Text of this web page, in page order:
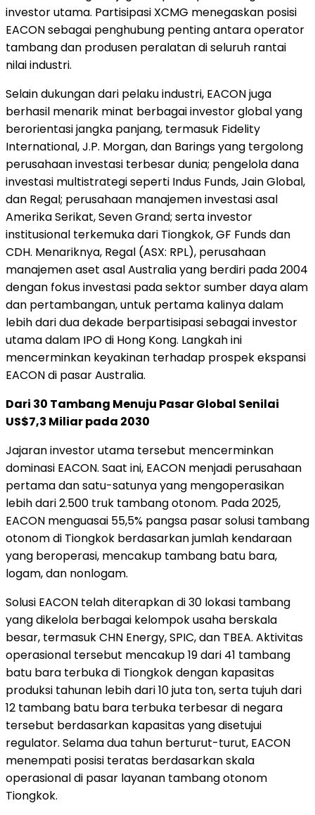
investor utama. Partisipasi XCMG menegaskan posisi
EACON sebagai penghubung penting antara operator
tambang dan produsen peralatan di seluruh rantai
nilai industri.
Selain dukungan dari pelaku industri, EACON juga
berhasil menarik minat berbagai investor global yang
berorientasi jangka panjang, termasuk Fidelity
International, J.P. Morgan, dan Barings yang tergolong
perusahaan investasi terbesar dunia; pengelola dana
investasi multistrategi seperti Indus Funds, Jain Global,
dan Regal; perusahaan manajemen investasi asal
Amerika Serikat, Seven Grand; serta investor
institusional terkemuka dari Tiongkok, GF Funds dan
CDH. Menariknya, Regal (ASX: RPL), perusahaan
manajemen aset asal Australia yang berdiri pada 2004
dengan fokus investasi pada sektor sumber daya alam
dan pertambangan, untuk pertama kalinya dalam
lebih dari dua dekade berpartisipasi sebagai investor
utama dalam IPO di Hong Kong. Langkah ini
mencerminkan keyakinan terhadap prospek ekspansi
EACON di pasar Australia.
Dari 30 Tambang Menuju Pasar Global Senilai
US$7,3 Miliar pada 2030
Jajaran investor utama tersebut mencerminkan
dominasi EACON. Saat ini, EACON menjadi perusahaan
pertama dan satu-satunya yang mengoperasikan
lebih dari 2.500 truk tambang otonom. Pada 2025,
EACON menguasai 55,5% pangsa pasar solusi tambang
otonom di Tiongkok berdasarkan jumlah kendaraan
yang beroperasi, mencakup tambang batu bara,
logam, dan nonlogam.
Solusi EACON telah diterapkan di 30 lokasi tambang
yang dikelola berbagai kelompok usaha berskala
besar, termasuk CHN Energy, SPIC, dan TBEA. Aktivitas
operasional tersebut mencakup 19 dari 41 tambang
batu bara terbuka di Tiongkok dengan kapasitas
produksi tahunan lebih dari 10 juta ton, serta tujuh dari
12 tambang batu bara terbuka terbesar di negara
tersebut berdasarkan kapasitas yang disetujui
regulator. Selama dua tahun berturut-turut, EACON
menempati posisi teratas berdasarkan skala
operasional di pasar layanan tambang otonom
Tiongkok.